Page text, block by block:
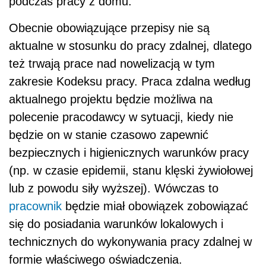
Obecnie obowiązujące przepisy nie są
aktualne w stosunku do pracy zdalnej, dlatego
też trwają prace nad nowelizacją w tym
zakresie Kodeksu pracy. Praca zdalna według
aktualnego projektu będzie możliwa na
polecenie pracodawcy w sytuacji, kiedy nie
będzie on w stanie czasowo zapewnić
bezpiecznych i higienicznych warunków pracy
(np. w czasie epidemii, stanu klęski żywiołowej
lub z powodu siły wyższej). Wówczas to
pracownik będzie miał obowiązek zobowiązać
się do posiadania warunków lokalowych i
technicznych do wykonywania pracy zdalnej w
formie właściwego oświadczenia.